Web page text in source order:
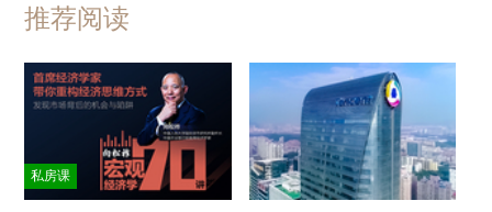
推荐阅读
私房课